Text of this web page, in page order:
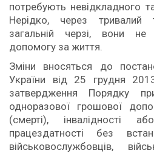
потребують невідкладного
Нерідко, через тривалий
загальній черзі, вони не
допомогу за життя.
Зміни вносяться до
України від 25 грудня
затвердження Порядку
одноразової грошової
(смерті), інвалідності
працездатності без
військовослужбовців,